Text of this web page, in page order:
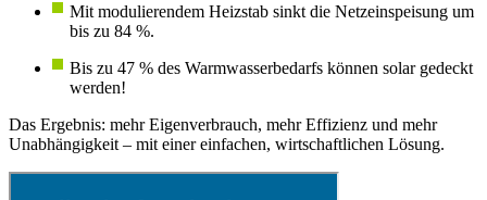
Mit modulierendem Heizstab sinkt die Netzeinspeisung um
bis zu 84 %.
Bis zu 47 % des Warmwasserbedarfs können solar gedeckt
werden!
Das Ergebnis: mehr Eigenverbrauch, mehr Effizienz und mehr
Unabhängigkeit – mit einer einfachen, wirtschaftlichen Lösung.